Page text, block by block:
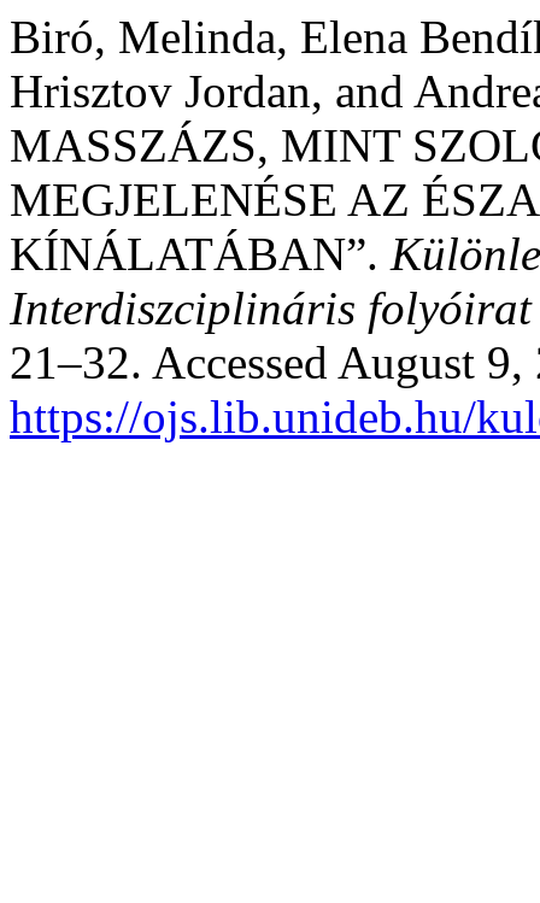
Biró, Melinda, Elena
Hrisztov Jordan, and
MASSZÁZS, MINT
MEGJELENÉSE AZ
KÍNÁLATÁBAN”.
Interdiszciplináris folyóirat
21–32. Accessed August 9,
https://ojs.lib.unideb.hu/